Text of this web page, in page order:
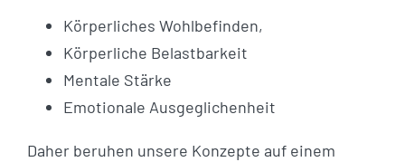
Körperliches Wohlbefinden,
Körperliche Belastbarkeit
Mentale Stärke
Emotionale Ausgeglichenheit
Daher beruhen unsere Konzepte auf einem